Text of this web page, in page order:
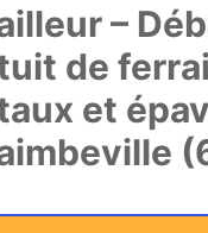
–
de
et